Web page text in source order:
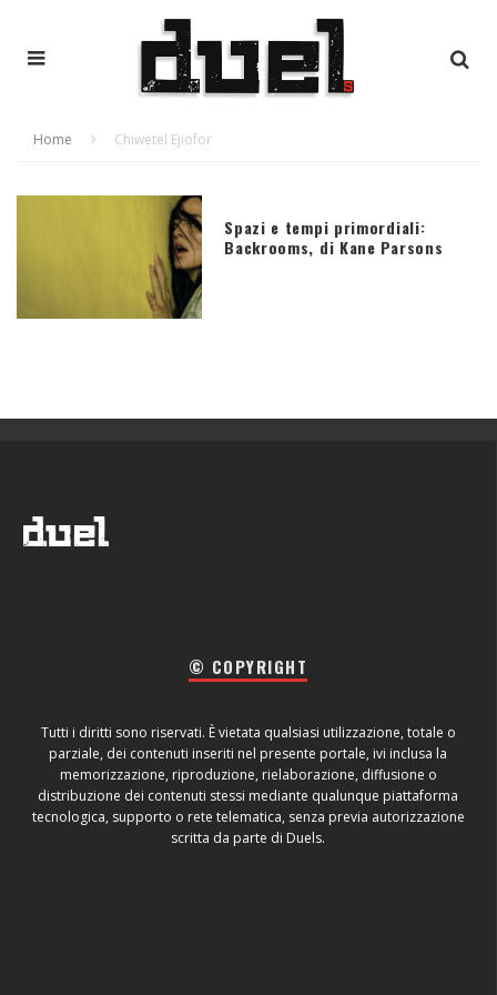
Home Chiwetel Ejiofor
Spazi e tempi primordiali:
Backrooms, di Kane Parsons
© COPYRIGHT
Tutti i diritti sono riservati. È vietata qualsiasi utilizzazione, totale o
parziale, dei contenuti inseriti nel presente portale, ivi inclusa la
memorizzazione, riproduzione, rielaborazione, diffusione o
distribuzione dei contenuti stessi mediante qualunque piattaforma
tecnologica, supporto o rete telematica, senza previa autorizzazione
scritta da parte di Duels.